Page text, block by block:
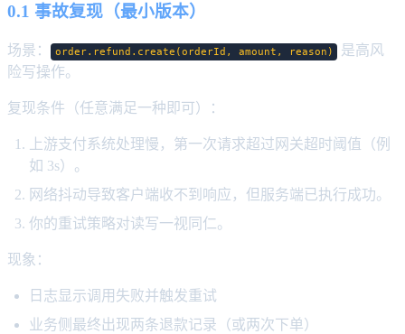
0.1 事故复现（最小版本）
场景： order.refund.create(orderId, amount, reason)
是高风
险写操作。
复现条件（任意满足一种即可）：
上游支付系统处理慢，第一次请求超过网关超时阈值（例
如 3s）。
网络抖动导致客户端收不到响应，但服务端已执行成功。
你的重试策略对读写一视同仁。
现象：
日志显示调用失败并触发重试
业务侧最终出现两条退款记录（或两次下单）